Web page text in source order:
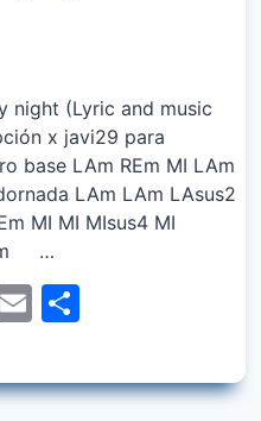
night (Lyric and music
x javi29 para
base LAm REm MI LAm
LAm LAm LAsus2
MI MI MIsus4 MI
…
Email